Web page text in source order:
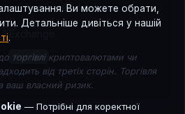
matches in our database
1 Exchange
Paribu
Ви можете обрати,
Детальніше дивіться у нашій
.
криптовалютами чи
від третіх сторін. Торгівля
ваш власний ризик.
— Потрібні для коректної